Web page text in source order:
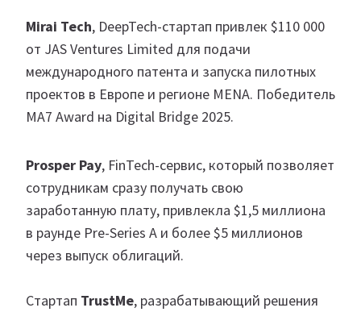
Mirai Tech, DeepTech-стартап привлек $110 000
от JAS Ventures Limited для подачи
международного патента и запуска пилотных
проектов в Европе и регионе MENA. Победитель
MA7 Award на Digital Bridge 2025.
Prosper Pay, FinTech-сервис, который позволяет
сотрудникам сразу получать свою
заработанную плату, привлекла $1,5 миллиона
в раунде Pre-Series A и более $5 миллионов
через выпуск облигаций.
Стартап TrustMe, разрабатывающий решения